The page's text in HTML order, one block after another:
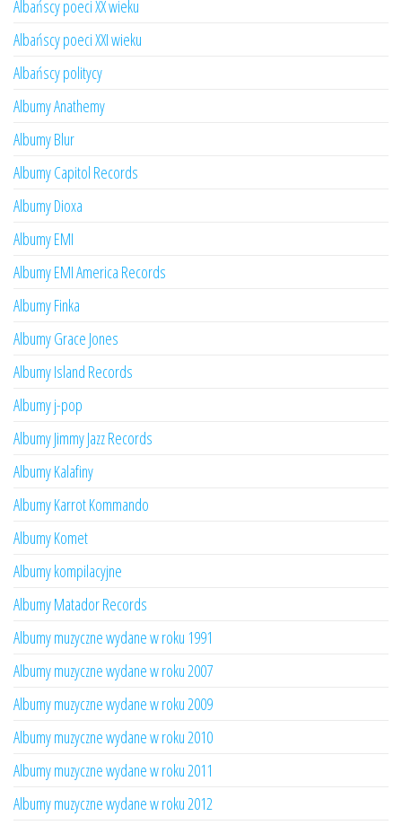
Albańscy poeci XX wieku
Albańscy poeci XXI wieku
Albańscy politycy
Albumy Anathemy
Albumy Blur
Albumy Capitol Records
Albumy Dioxa
Albumy EMI
Albumy EMI America Records
Albumy Finka
Albumy Grace Jones
Albumy Island Records
Albumy j-pop
Albumy Jimmy Jazz Records
Albumy Kalafiny
Albumy Karrot Kommando
Albumy Komet
Albumy kompilacyjne
Albumy Matador Records
Albumy muzyczne wydane w roku 1991
Albumy muzyczne wydane w roku 2007
Albumy muzyczne wydane w roku 2009
Albumy muzyczne wydane w roku 2010
Albumy muzyczne wydane w roku 2011
Albumy muzyczne wydane w roku 2012